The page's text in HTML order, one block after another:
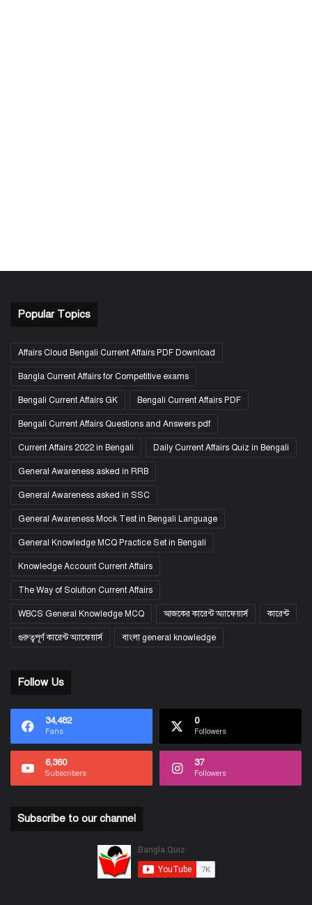
Popular Topics
Affairs Cloud Bengali Current Affairs PDF Download
Bangla Current Affairs for Competitive exams
Bengali Current Affairs GK Bengali Current Affairs PDF
Bengali Current Affairs Questions and Answers pdf
Current Affairs 2022 in Bengali Daily Current Affairs Quiz in Bengali
General Awareness asked in RRB
General Awareness asked in SSC
General Awareness Mock Test in Bengali Language
General Knowledge MCQ Practice Set in Bengali
Knowledge Account Current Affairs
The Way of Solution Current Affairs
WBCS General Knowledge MCQ আজকের কারেন্ট অ্যাফেয়ার্স কারেন্ট
গুরুত্বপূর্ণ কারেন্ট অ্যাফেয়ার্স বাংলা general knowledge
Follow Us
34,482
Fans
0
Followers
6,360
Subscribers
37
Followers
Subscribe to our channel